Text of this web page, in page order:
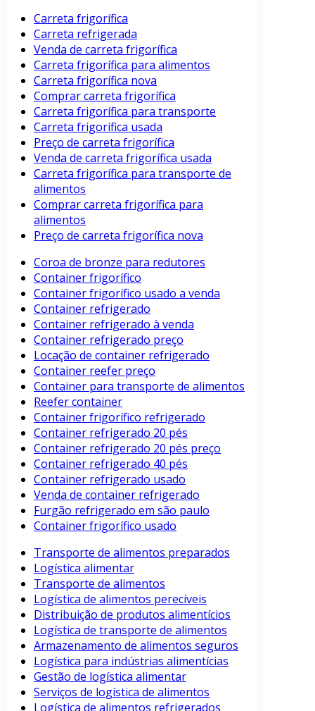
Carreta frigorífica
Carreta refrigerada
Venda de carreta frigorífica
Carreta frigorífica para alimentos
Carreta frigorífica nova
Comprar carreta frigorífica
Carreta frigorífica para transporte
Carreta frigorífica usada
Preço de carreta frigorífica
Venda de carreta frigorífica usada
Carreta frigorífica para transporte de
alimentos
Comprar carreta frigorífica para
alimentos
Preço de carreta frigorífica nova
Coroa de bronze para redutores
Container frigorífico
Container frigorífico usado a venda
Container refrigerado
Container refrigerado à venda
Container refrigerado preço
Locação de container refrigerado
Container reefer preço
Container para transporte de alimentos
Reefer container
Container frigorífico refrigerado
Container refrigerado 20 pés
Container refrigerado 20 pés preço
Container refrigerado 40 pés
Container refrigerado usado
Venda de container refrigerado
Furgão refrigerado em são paulo
Container frigorífico usado
Transporte de alimentos preparados
Logística alimentar
Transporte de alimentos
Logística de alimentos perecíveis
Distribuição de produtos alimentícios
Logística de transporte de alimentos
Armazenamento de alimentos seguros
Logística para indústrias alimentícias
Gestão de logística alimentar
Serviços de logística de alimentos
Logística de alimentos refrigerados